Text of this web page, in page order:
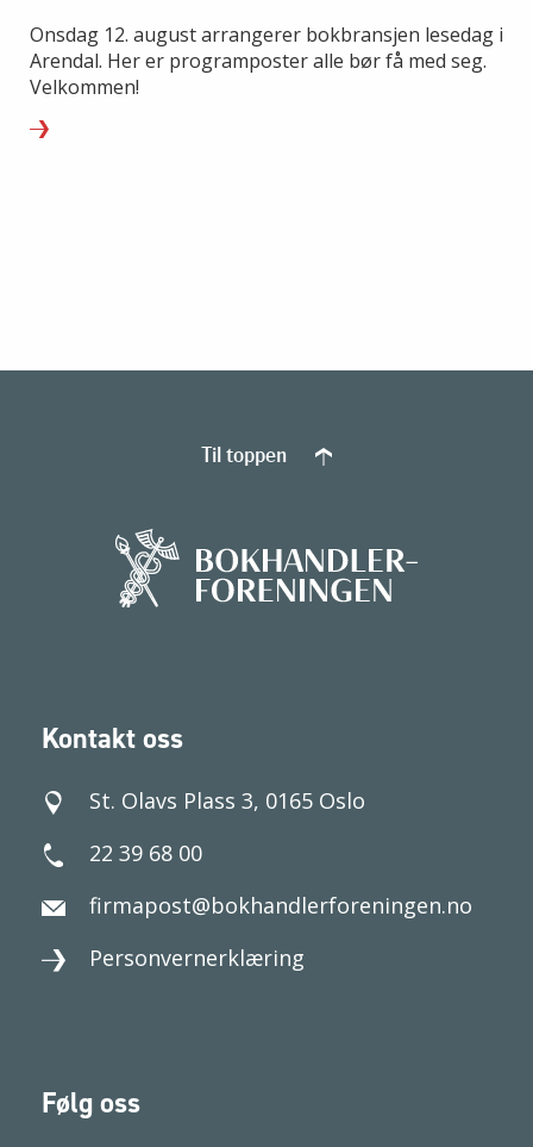
Onsdag 12. august arrangerer bokbransjen lesedag i
Arendal. Her er programposter alle bør få med seg.
Velkommen!
Kontakt oss
St. Olavs Plass 3, 0165 Oslo
22 39 68 00
firmapost@bokhandlerforeningen.no
Personvernerklæring
Følg oss
Til toppen